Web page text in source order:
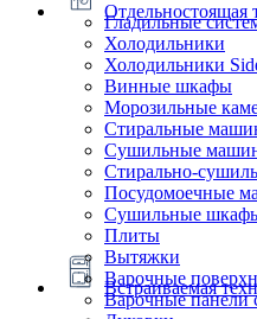
Отдельностоящая
Гладильные
Холодильники
Холодильники
Винные шкафы
Морозильные
Стиральные
Сушильные
Стирально-
Посудомоечные
Сушильные
Плиты
Встраиваемая
Вытяжки
Варочные
Варочные панели